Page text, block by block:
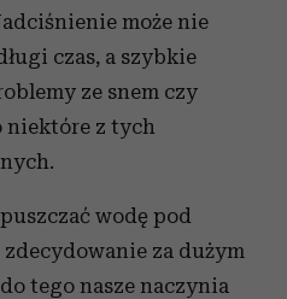
może nie
czas, a szybkie
ze snem czy
niektóre z tych
wodę pod
za dużym
tego nasze naczynia